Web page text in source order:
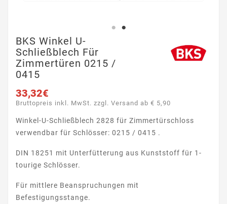
BKS Winkel U-
Schließblech Für
Zimmertüren 0215 /
0415
33,32€
Bruttopreis inkl. MwSt. zzgl. Versand ab € 5,90
Winkel-U-Schließblech 2828 für Zimmertürschloss
verwendbar für Schlösser: 0215 / 0415 .
DIN 18251 mit Unterfütterung aus Kunststoff für 1-
tourige Schlösser.
Für mittlere Beanspruchungen mit
Befestigungsstange.